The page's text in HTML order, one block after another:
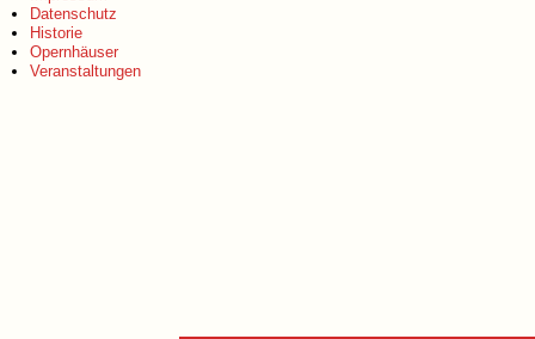
Datenschutz
Historie
Opernhäuser
Veranstaltungen